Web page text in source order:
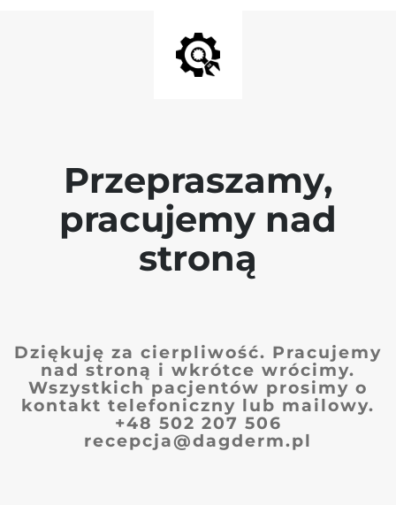
Przepraszamy,
pracujemy nad
stroną
Dziękuję za cierpliwość. Pracujemy
nad stroną i wkrótce wrócimy.
Wszystkich pacjentów prosimy o
kontakt telefoniczny lub mailowy.
+48 502 207 506
recepcja@dagderm.pl